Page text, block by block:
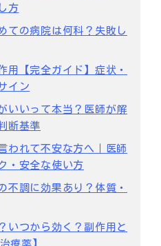
方
ての病院は何科？失敗し
用【完全ガイド】症状・
イン
いいって本当？医師が解
断基準
われて不安な方へ｜医師
・安全な使い方
不調に効果あり？体質・
いつから効く？副作用と
療薬】